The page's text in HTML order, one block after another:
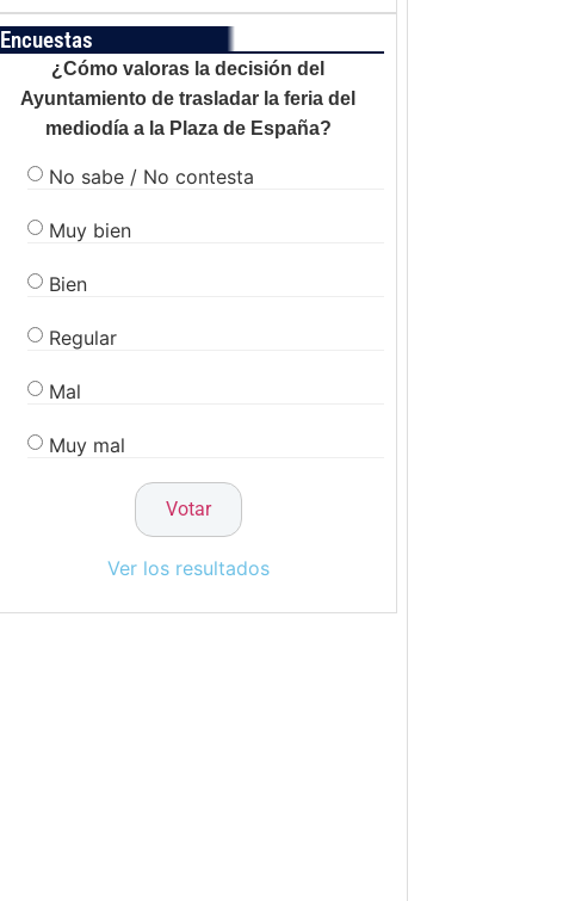
Encuestas
¿Cómo valoras la decisión del
Ayuntamiento de trasladar la feria del
mediodía a la Plaza de España?
No sabe / No contesta
Muy bien
Bien
Regular
Mal
Muy mal
Ver los resultados